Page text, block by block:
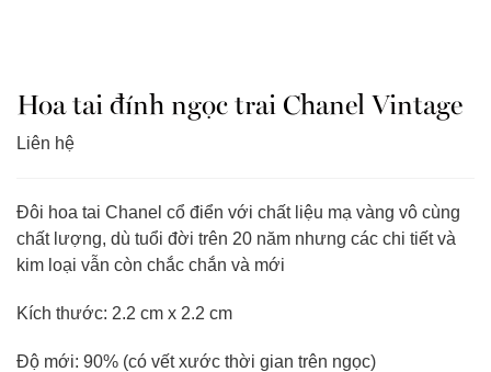
Hoa tai đính ngọc trai Chanel Vintage
Liên hệ
Đôi hoa tai Chanel cổ điển với chất liệu mạ vàng vô cùng
chất lượng, dù tuổi đời trên 20 năm nhưng các chi tiết và
kim loại vẫn còn chắc chắn và mới
Kích thước: 2.2 cm x 2.2 cm
Độ mới: 90% (có vết xước thời gian trên ngọc)